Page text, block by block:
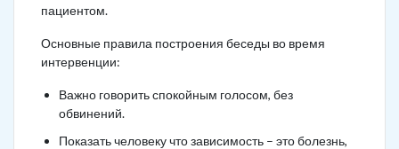
пациентом.
Основные правила построения беседы во время
интервенции:
Важно говорить спокойным голосом, без
обвинений.
Показать человеку что зависимость – это болезнь,